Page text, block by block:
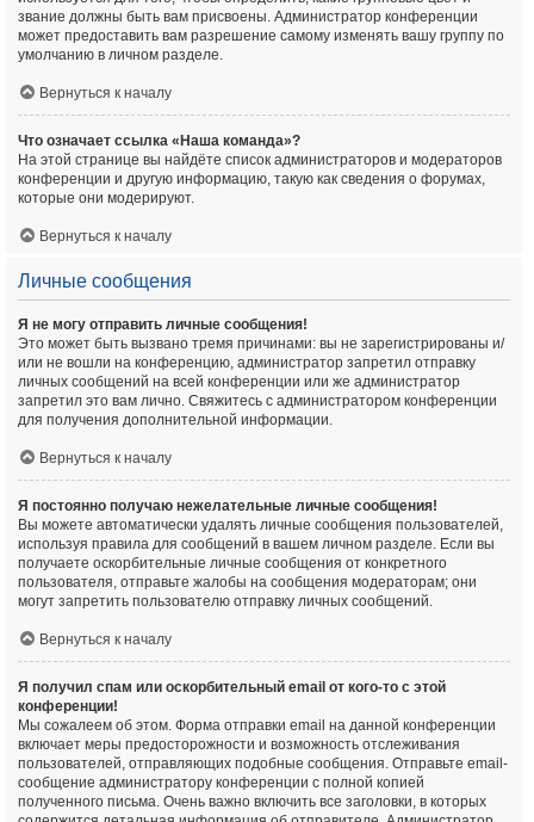
звание должны быть вам присвоены. Администратор конференции
может предоставить вам разрешение самому изменять вашу группу по
умолчанию в личном разделе.
Вернуться к началу
Что означает ссылка «Наша команда»?
На этой странице вы найдёте список администраторов и модераторов
конференции и другую информацию, такую как сведения о форумах,
которые они модерируют.
Вернуться к началу
Личные сообщения
Я не могу отправить личные сообщения!
Это может быть вызвано тремя причинами: вы не зарегистрированы и/
или не вошли на конференцию, администратор запретил отправку
личных сообщений на всей конференции или же администратор
запретил это вам лично. Свяжитесь с администратором конференции
для получения дополнительной информации.
Вернуться к началу
Я постоянно получаю нежелательные личные сообщения!
Вы можете автоматически удалять личные сообщения пользователей,
используя правила для сообщений в вашем личном разделе. Если вы
получаете оскорбительные личные сообщения от конкретного
пользователя, отправьте жалобы на сообщения модераторам; они
могут запретить пользователю отправку личных сообщений.
Вернуться к началу
Я получил спам или оскорбительный email от кого-то с этой
конференции!
Мы сожалеем об этом. Форма отправки email на данной конференции
включает меры предосторожности и возможность отслеживания
пользователей, отправляющих подобные сообщения. Отправьте email-
сообщение администратору конференции с полной копией
полученного письма. Очень важно включить все заголовки, в которых